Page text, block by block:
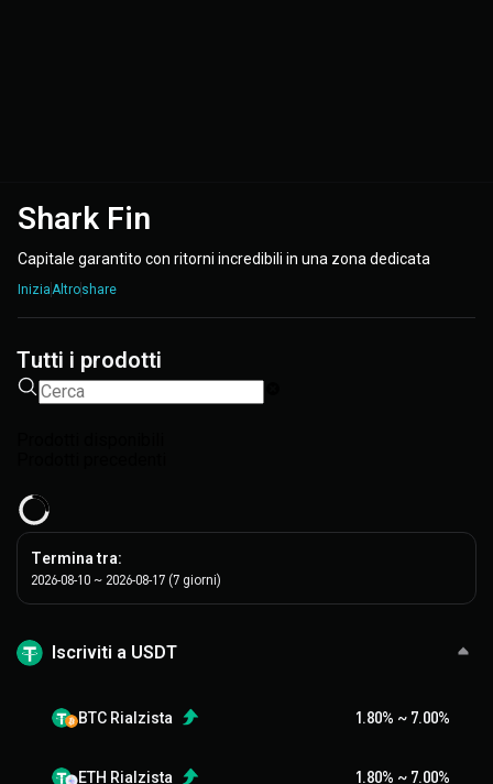
Shark Fin
Capitale garantito con ritorni incredibili in una zona dedicata
IniziaAltroshare
Tutti i prodotti
Termina tra:
2026-08-10 ~ 2026-08-17 (7 giorni)
Iscriviti a USDT
BTC Rialzista 1.80% ~ 7.00%
ETH Rialzista 1.80% ~ 7.00%